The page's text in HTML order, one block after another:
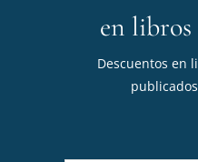
en
Descuentos en